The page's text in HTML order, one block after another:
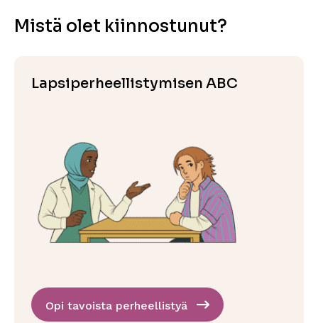
Mistä olet kiinnostunut?
Lapsiperheellistymisen ABC
Opi tavoista perheellistyä